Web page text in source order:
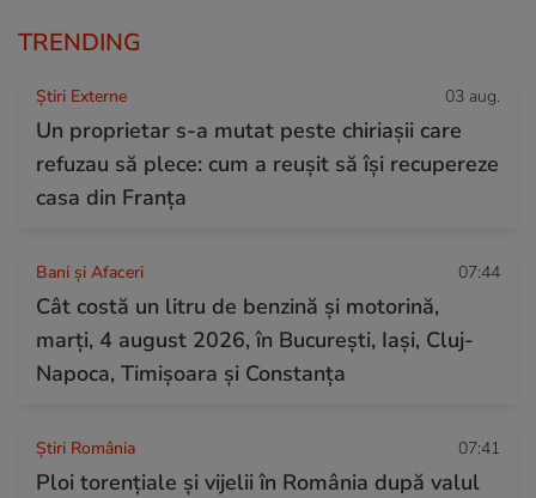
TRENDING
Știri Externe 03 aug.
Un proprietar s-a mutat peste chiriașii care
refuzau să plece: cum a reușit să își recupereze
casa din Franța
Bani și Afaceri 07:44
Cât costă un litru de benzină și motorină,
marți, 4 august 2026, în București, Iași, Cluj-
Napoca, Timișoara și Constanța
Știri România 07:41
Ploi torențiale și vijelii în România după valul